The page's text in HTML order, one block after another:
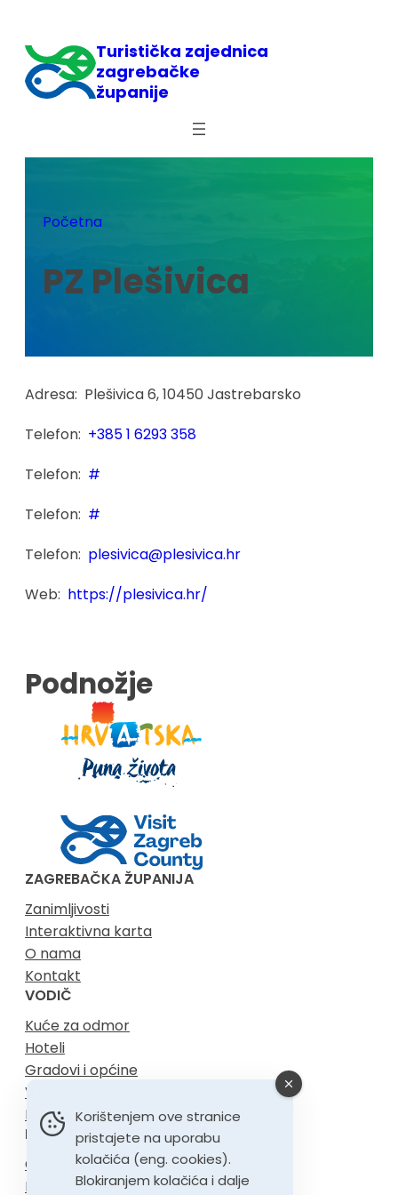
sadržaja
Turistička zajednica
zagrebačke
županije
Početna
PZ Plešivica
Adresa: Plešivica 6, 10450 Jastrebarsko
Telefon: +385 1 6293 358
Telefon: #
Telefon: #
Telefon: plesivica@plesivica.hr
Web: https://plesivica.hr/
Podnožje
ZAGREBAČKA ŽUPANIJA
Zanimljivosti
Interaktivna karta
O nama
Kontakt
VODIČ
Kuće za odmor
Hoteli
Gradovi i općine
Vinske ceste
Dvorci
DOŽIVITE
Gastronomija
Digitalni nomadi
Korištenjem ove stranice
pristajete na uporabu
kolačića (eng. cookies).
Blokiranjem kolačića i dalje